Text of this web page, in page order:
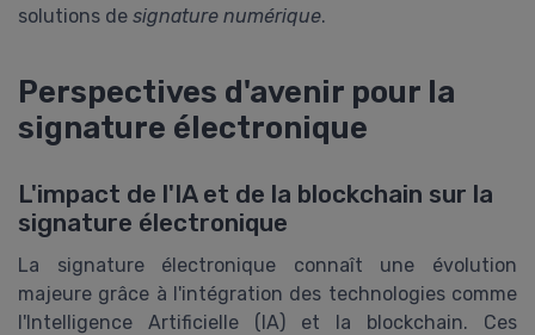
solutions de signature numérique.
Perspectives d'avenir pour la
signature électronique
L'impact de l'IA et de la blockchain sur la
signature électronique
La signature électronique connaît une évolution
majeure grâce à l'intégration des technologies comme
l'Intelligence Artificielle (IA) et la blockchain. Ces